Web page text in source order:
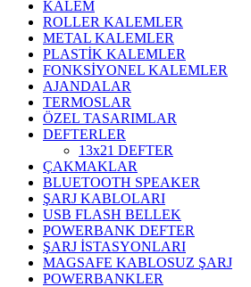
KALEM
ROLLER KALEMLER
METAL KALEMLER
PLASTİK KALEMLER
FONKSİYONEL KALEMLER
AJANDALAR
TERMOSLAR
ÖZEL TASARIMLAR
DEFTERLER
13x21 DEFTER
ÇAKMAKLAR
BLUETOOTH SPEAKER
ŞARJ KABLOLARI
USB FLASH BELLEK
POWERBANK DEFTER
ŞARJ İSTASYONLARI
MAGSAFE KABLOSUZ ŞARJ
POWERBANKLER